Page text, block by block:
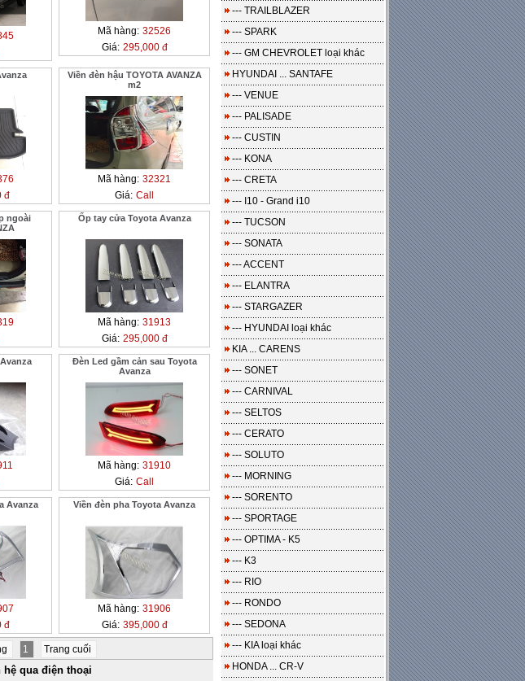
Mã hàng: 32526
Giá: 295,000 đ
đ
Viền đèn hậu TOYOTA AVANZA
m2
Mã hàng: 32321
Giá: Call
ngoài
Ốp tay cửa Toyota Avanza
Mã hàng: 31913
Giá: 295,000 đ
Đèn Led gầm cản sau Toyota
Avanza
Mã hàng: 31910
Giá: Call
Avanza
đ
Viền đèn pha Toyota Avanza
Mã hàng: 31906
Giá: 395,000 đ
1 Trang cuối
hệ qua điện thoại
--- TRAILBLAZER
--- SPARK
--- GM CHEVROLET loại khác
HYUNDAI ... SANTAFE
--- VENUE
--- PALISADE
--- CUSTIN
--- KONA
--- CRETA
--- I10 - Grand i10
--- TUCSON
--- SONATA
--- ACCENT
--- ELANTRA
--- STARGAZER
--- HYUNDAI loại khác
KIA ... CARENS
--- SONET
--- CARNIVAL
--- SELTOS
--- CERATO
--- SOLUTO
--- MORNING
--- SORENTO
--- SPORTAGE
--- OPTIMA - K5
--- K3
--- RIO
--- RONDO
--- SEDONA
--- KIA loại khác
HONDA ... CR-V